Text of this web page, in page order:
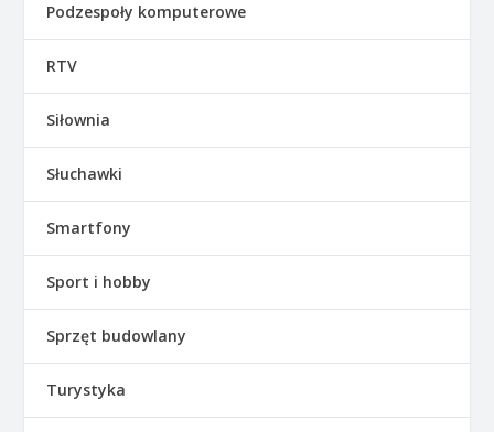
Podzespoły komputerowe
RTV
Siłownia
Słuchawki
Smartfony
Sport i hobby
Sprzęt budowlany
Turystyka